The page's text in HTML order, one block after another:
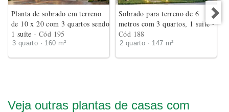
Planta de sobrado em terreno
de 10 x 20 com 3 quartos sendo
1 suíte- Cód 195
3 quarto · 160 m²
Sobrado para terreno de 6
metros com 3 quartos, 1 suite-
Cód 188
2 quarto · 147 m²
Veja outras plantas de casas com